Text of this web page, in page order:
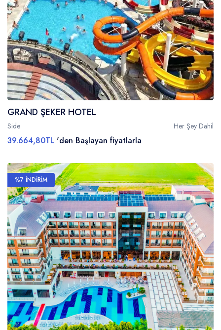
GRAND ŞEKER HOTEL
Side Her Şey Dahil
39.664,80TL 'den Başlayan fiyatlarla
%7 İNDİRİM